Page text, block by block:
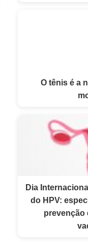
O tênis é a
Dia
do HPV:
prevenção